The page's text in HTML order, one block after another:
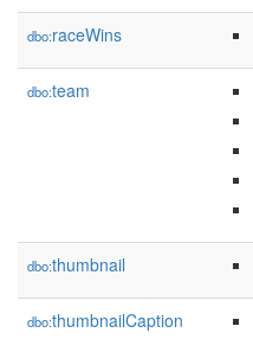
dbo:raceWins
dbo:team
dbo:thumbnail
dbo:thumbnailCaption